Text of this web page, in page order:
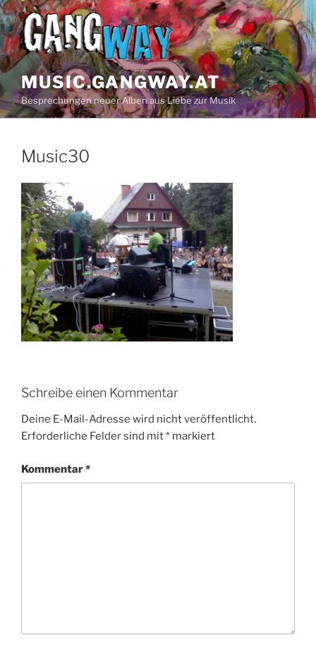
Zum
Inhalt
springen
MUSIC.GANGWAY.AT
Besprechungen neuer Alben aus Liebe zur Musik
Music30
Schreibe einen Kommentar
Deine E-Mail-Adresse wird nicht veröffentlicht.
Erforderliche Felder sind mit* markiert
Kommentar*